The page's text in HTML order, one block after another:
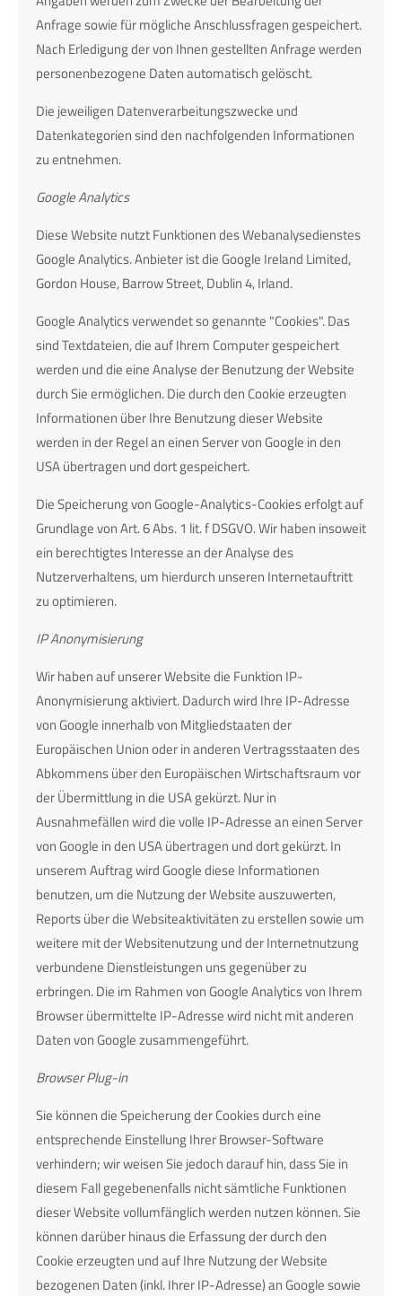
Anfrage sowie für mögliche Anschlussfragen gespeichert.
Nach Erledigung der von Ihnen gestellten Anfrage werden
personenbezogene Daten automatisch gelöscht.
Die jeweiligen Datenverarbeitungszwecke und
Datenkategorien sind den nachfolgenden Informationen
zu entnehmen.
Google Analytics
Diese Website nutzt Funktionen des Webanalysedienstes
Google Analytics. Anbieter ist die Google Ireland Limited,
Gordon House, Barrow Street, Dublin 4, Irland.
Google Analytics verwendet so genannte "Cookies". Das
sind Textdateien, die auf Ihrem Computer gespeichert
werden und die eine Analyse der Benutzung der Website
durch Sie ermöglichen. Die durch den Cookie erzeugten
Informationen über Ihre Benutzung dieser Website
werden in der Regel an einen Server von Google in den
USA übertragen und dort gespeichert.
Die Speicherung von Google-Analytics-Cookies erfolgt auf
Grundlage von Art. 6 Abs. 1 lit. f DSGVO. Wir haben insoweit
ein berechtigtes Interesse an der Analyse des
Nutzerverhaltens, um hierdurch unseren Internetauftritt
zu optimieren.
IP Anonymisierung
Wir haben auf unserer Website die Funktion IP-
Anonymisierung aktiviert. Dadurch wird Ihre IP-Adresse
von Google innerhalb von Mitgliedstaaten der
Europäischen Union oder in anderen Vertragsstaaten des
Abkommens über den Europäischen Wirtschaftsraum vor
der Übermittlung in die USA gekürzt. Nur in
Ausnahmefällen wird die volle IP-Adresse an einen Server
von Google in den USA übertragen und dort gekürzt. In
unserem Auftrag wird Google diese Informationen
benutzen, um die Nutzung der Website auszuwerten,
Reports über die Websiteaktivitäten zu erstellen sowie um
weitere mit der Websitenutzung und der Internetnutzung
verbundene Dienstleistungen uns gegenüber zu
erbringen. Die im Rahmen von Google Analytics von Ihrem
Browser übermittelte IP-Adresse wird nicht mit anderen
Daten von Google zusammengeführt.
Browser Plug-in
Sie können die Speicherung der Cookies durch eine
entsprechende Einstellung Ihrer Browser-Software
verhindern; wir weisen Sie jedoch darauf hin, dass Sie in
diesem Fall gegebenenfalls nicht sämtliche Funktionen
dieser Website vollumfänglich werden nutzen können. Sie
können darüber hinaus die Erfassung der durch den
Cookie erzeugten und auf Ihre Nutzung der Website
bezogenen Daten (inkl. Ihrer IP-Adresse) an Google sowie